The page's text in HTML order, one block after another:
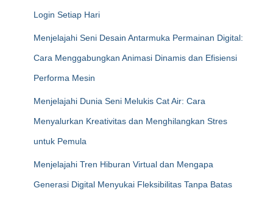
Login Setiap Hari
Menjelajahi Seni Desain Antarmuka Permainan Digital:
Cara Menggabungkan Animasi Dinamis dan Efisiensi
Performa Mesin
Menjelajahi Dunia Seni Melukis Cat Air: Cara
Menyalurkan Kreativitas dan Menghilangkan Stres
untuk Pemula
Menjelajahi Tren Hiburan Virtual dan Mengapa
Generasi Digital Menyukai Fleksibilitas Tanpa Batas